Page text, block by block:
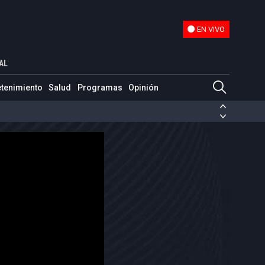
EN VIVO
Salud Programas Opinión
de las FARC